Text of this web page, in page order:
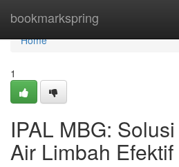
bookmarkspring
Home
Home
1
IPAL MBG:
Air Limbah Efektif